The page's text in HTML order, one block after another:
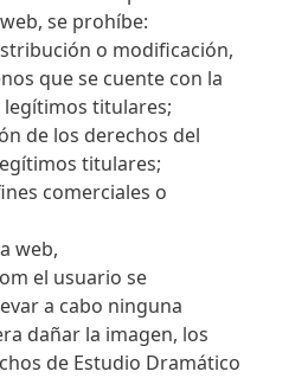
se prohíbe:
o modificación,
que se cuente con la
titulares;
de los derechos del
titulares;
comerciales o
web,
el usuario se
a cabo ninguna
dañar la imagen, los
de Estudio Dramático